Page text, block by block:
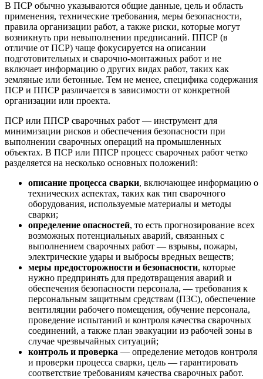
В ПСР обычно указываются общие данные, цель и область
применения, технические требования, меры безопасности,
правила организации работ, а также риски, которые могут
возникнуть при невыполнении предписаний. ППСР (в
отличие от ПСР) чаще фокусируется на описании
подготовительных и сварочно-монтажных работ и не
включает информацию о других видах работ, таких как
земляные или бетонные. Тем не менее, специфика содержания
ПСР и ППСР различается в зависимости от конкретной
организации или проекта.
ПСР или ППСР сварочных работ — инструмент для
минимизации рисков и обеспечения безопасности при
выполнении сварочных операций на промышленных
объектах. В ПСР или ППСР процесс сварочных работ четко
разделяется на несколько основных положений:
описание процесса сварки, включающее информацию о
технических аспектах, таких как тип сварочного
оборудования, используемые материалы и методы
сварки;
определение опасностей, то есть прогнозирование всех
возможных потенциальных аварий, связанных с
выполнением сварочных работ — взрывы, пожары,
электрические удары и выбросы вредных веществ;
меры предосторожности и безопасности, которые
нужно предпринять для предотвращения аварий и
обеспечения безопасности персонала, — требования к
персональным защитным средствам (ПЗС), обеспечение
вентиляции рабочего помещения, обучение персонала,
проведение испытаний и контроля качества сварочных
соединений, а также план эвакуации из рабочей зоны в
случае чрезвычайных ситуаций;
контроль и проверка — определение методов контроля
и проверки процесса сварки, цель — гарантировать
соответствие требованиям качества сварочных работ.